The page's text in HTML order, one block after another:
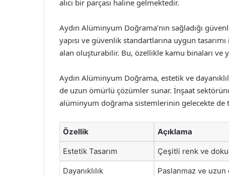
alıcı bir parçası haline gelmektedir.
Aydın Alüminyum Doğrama’nın sağladığı
yapısı ve güvenlik standartlarına uygun
alan oluşturabilir. Bu, özellikle kamu binaları ve
Aydın Alüminyum Doğrama, estetik ve
de uzun ömürlü çözümler sunar. İnşaat
alüminyum doğrama sistemlerinin gelecekte de
Özellik Açıklama
Estetik Tasarım Çeşitli renk ve
Dayanıklılık Paslanmaz ve uzun